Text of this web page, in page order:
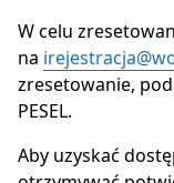
W celu
na
zresetowanie,
PESEL.
Aby uzyskać